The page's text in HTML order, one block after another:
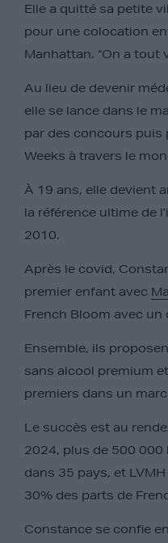
Elle a quitté sa petite
pour une colocation
Manhattan. “On a tout
Au lieu de devenir
elle se lance dans le
par des concours puis
Weeks à travers le
À 19 ans, elle devient
la référence ultime de
2010.
Après le covid,
premier enfant avec
French Bloom avec un
Ensemble, ils
sans alcool premium
premiers dans un
Le succès est au
2024, plus de 500
dans 35 pays, et
30% des parts de
Constance se confie